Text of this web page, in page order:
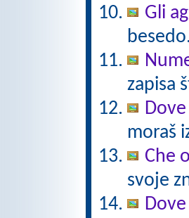
Gli
zapisa
moraš
Che
svoje